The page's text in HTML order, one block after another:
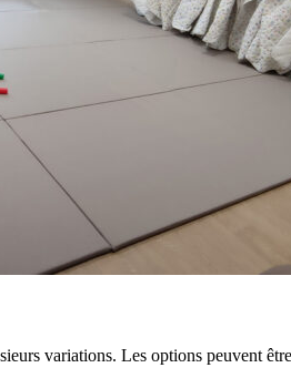
variations. Les options peuvent